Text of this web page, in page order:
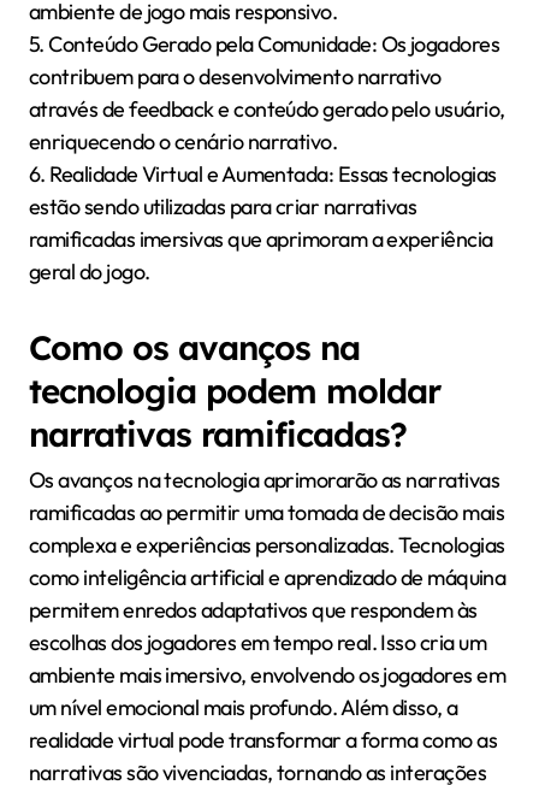
Tendências emergentes nas narrativas ramificadas
para jogos móveis focam na agência do jogador, na
narrativa personalizada e na integração de
tecnologia avançada. Essas tendências aumentam o
engajamento do usuário e criam experiências
imersivas.
1. Aumento da Agência do Jogador: Os jogos
permitem cada vez mais que os jogadores façam
promovendo conexões emocionais mais profundas.
2. Personalização Impulsionada por IA: A inteligência
artificial adapta narrativas com base no
comportamento, preferências e decisões passadas
dos jogadores, oferecendo experiências únicas para
cada jogador.
3. Narrativa Transversal: Jogos móveis estão
integrando narrativas que se estendem por múltiplos
dispositivos, garantindo continuidade e engajamento
entre plataformas.
4. Enredos Dinâmicos: Os desenvolvedores estão
implementando ajustes em tempo real nas narrativas
com base nas ações dos jogadores, criando um
ambiente de jogo mais responsivo.